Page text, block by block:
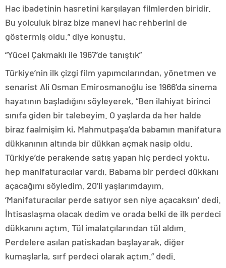
Hac ibadetinin hasretini karşılayan filmlerden biridir.
Bu yolculuk biraz bize manevi hac rehberini de
göstermiş oldu.” diye konuştu.
“Yücel Çakmaklı ile 1967’de tanıştık”
Türkiye’nin ilk çizgi film yapımcılarından, yönetmen ve
senarist Ali Osman Emirosmanoğlu ise 1966’da sinema
hayatının başladığını söyleyerek, “Ben ilahiyat birinci
sınıfa giden bir talebeyim. O yaşlarda da her halde
biraz faalmişim ki, Mahmutpaşa’da babamın manifatura
dükkanının altında bir dükkan açmak nasip oldu.
Türkiye’de perakende satış yapan hiç perdeci yoktu,
hep manifaturacılar vardı. Babama bir perdeci dükkanı
açacağımı söyledim. 20’li yaşlarımdayım.
‘Manifaturacılar perde satıyor sen niye açacaksın’ dedi.
İhtisaslaşma olacak dedim ve orada belki de ilk perdeci
dükkanını açtım. Tül imalatçılarından tül aldım.
Perdelere asılan patiskadan başlayarak, diğer
kumaşlarla, sırf perdeci olarak açtım.” dedi.